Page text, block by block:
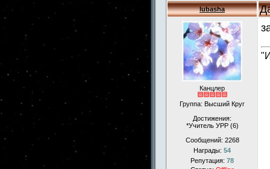
lubasha
Канцлер
Группа: Высший Круг
Достижения:
*Учитель УРР (6)
Сообщений: 2268
Награды: 54
Репутация: 78